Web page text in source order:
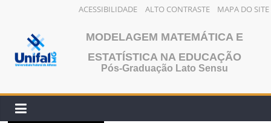
ACESSIBILIDADE ALTO CONTRASTE MAPA DO SITE
conteúdo
MODELAGEM MATEMÁTICA E
ESTATÍSTICA NA EDUCAÇÃO
Pós-Graduação Lato Sensu